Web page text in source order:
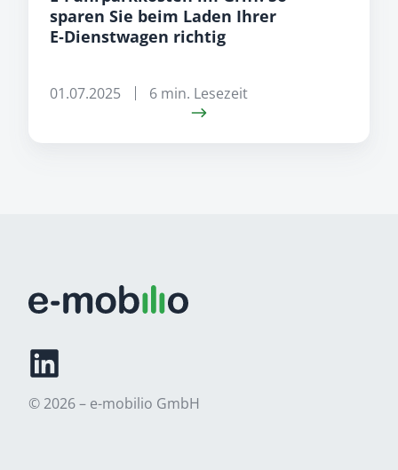
sparen Sie beim Laden Ihrer
E‑Dienstwagen richtig
01.07.2025 6 min. Lesezeit
© 2026 – e-mobilio GmbH